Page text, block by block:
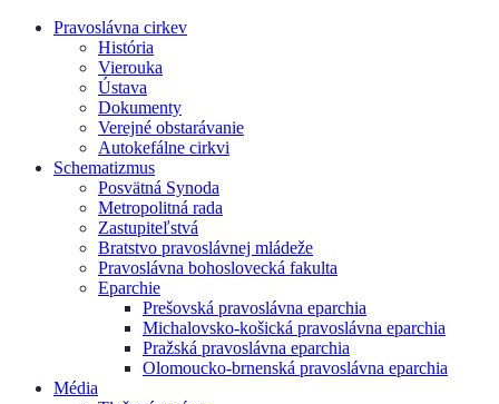
Pravoslávna cirkev
História
Vierouka
Ústava
Dokumenty
Verejné obstarávanie
Autokefálne cirkvi
Schematizmus
Posvätná Synoda
Metropolitná rada
Zastupiteľstvá
Bratstvo pravoslávnej mládeže
Pravoslávna bohoslovecká fakulta
Eparchie
Prešovská pravoslávna eparchia
Michalovsko-košická pravoslávna eparchia
Pražská pravoslávna eparchia
Olomoucko-brnenská pravoslávna eparchia
Média